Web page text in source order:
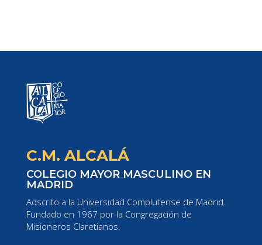
C.M. ALCALÁ
COLEGIO MAYOR MASCULINO EN
MADRID
Adscrito a la Universidad Complutense de Madrid.
Fundado en 1967 por la Congregación de
Misioneros Claretianos.